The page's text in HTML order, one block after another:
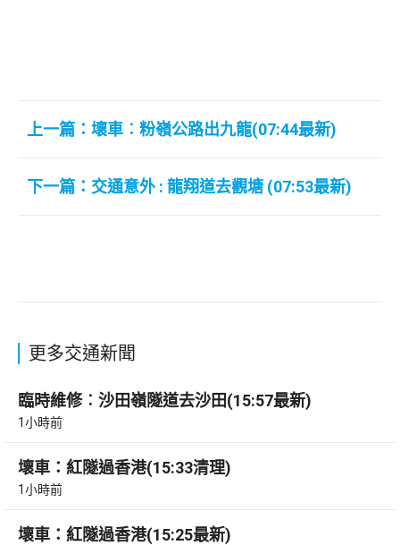
上一篇：壞車︰粉嶺公路出九龍(07:44最新)
下一篇：交通意外 : 龍翔道去觀塘 (07:53最新)
更多交通新聞
臨時維修︰沙田嶺隧道去沙田(15:57最新)
1小時前
壞車：紅隧過香港(15:33清理)
1小時前
壞車：紅隧過香港(15:25最新)